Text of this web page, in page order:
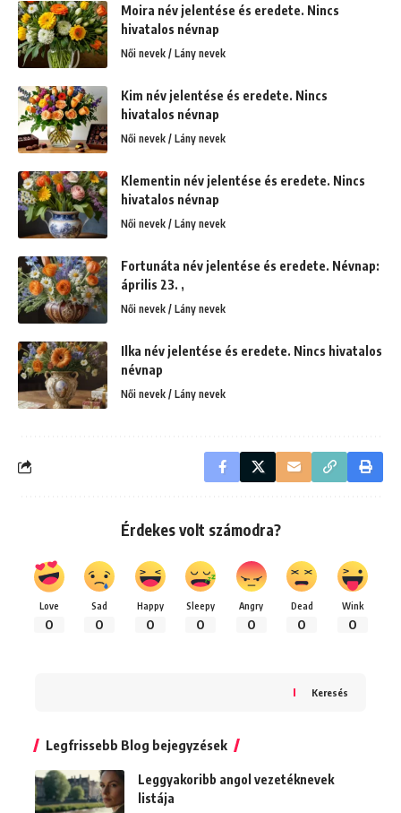
Moira név jelentése és eredete. Nincs
hivatalos névnap
Női nevek / Lány nevek
Kim név jelentése és eredete. Nincs
hivatalos névnap
Női nevek / Lány nevek
Klementin név jelentése és eredete. Nincs
hivatalos névnap
Női nevek / Lány nevek
Fortunáta név jelentése és eredete. Névnap:
április 23. ,
Női nevek / Lány nevek
Ilka név jelentése és eredete. Nincs hivatalos
névnap
Női nevek / Lány nevek
Érdekes volt számodra?
Love
0
Sad
0
Happy
0
Sleepy
0
Angry
0
Dead
0
Wink
0
Keresés
Legfrissebb Blog bejegyzések
Leggyakoribb angol vezetéknevek
listája